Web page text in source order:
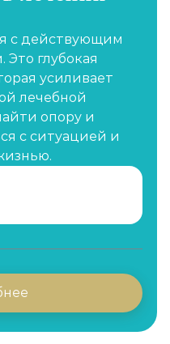
с действующим
глубокая
усиливает
лечебной
опору и
с ситуацией и